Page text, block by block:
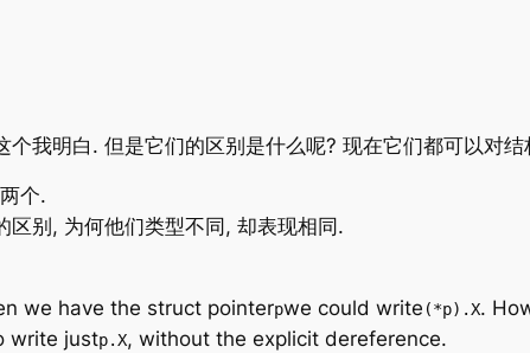
个我明白. 但是它们的区别是什么呢? 现在它们都可以对
个.
区别, 为何他们类型不同, 却表现相同.
we have the struct pointerpwe could write (*p).X.
write justp.X, without the explicit dereference.